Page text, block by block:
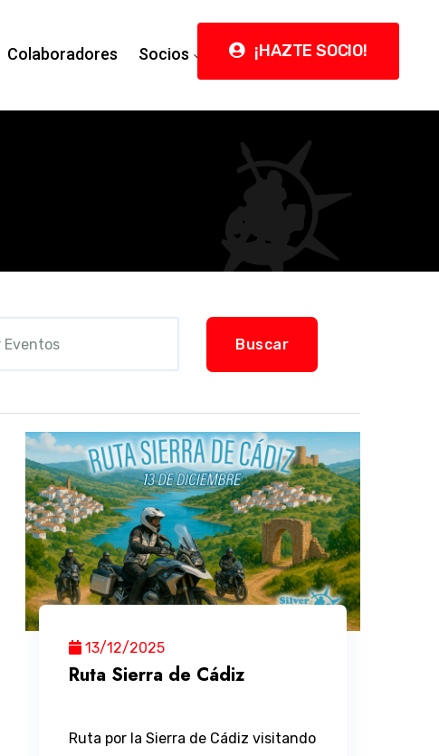
Colaboradores Socios Contacto
¡HAZTE SOCIO!
Buscar
13/12/2025
Ruta Sierra de Cádiz
Ruta por la Sierra de Cádiz visitando